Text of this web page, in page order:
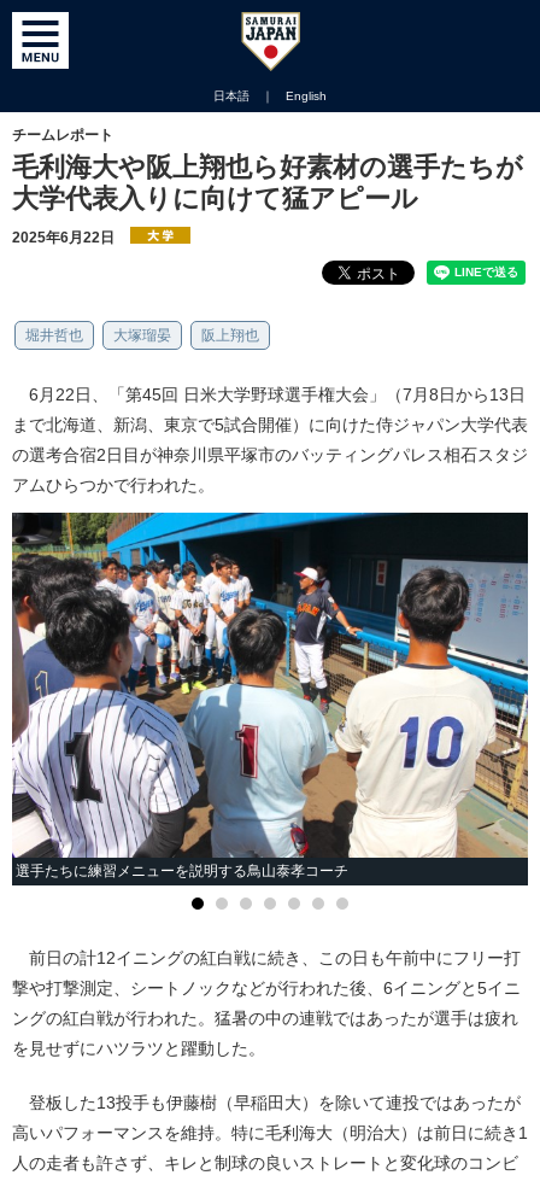
日本語 ｜ English
チームレポート
毛利海大や阪上翔也ら好素材の選手たちが
大学代表入りに向けて猛アピール
2025年6月22日
堀井哲也 大塚瑠晏 阪上翔也
6月22日、「第45回 日米大学野球選手権大会」（7月8日から13日
まで北海道、新潟、東京で5試合開催）に向けた侍ジャパン大学代表
の選考合宿2日目が神奈川県平塚市のバッティングパレス相石スタジ
アムひらつかで行われた。
選手たちに練習メニューを説明する鳥山泰孝コーチ
前日の計12イニングの紅白戦に続き、この日も午前中にフリー打
撃や打撃測定、シートノックなどが行われた後、6イニングと5イニ
ングの紅白戦が行われた。猛暑の中の連戦ではあったが選手は疲れ
を見せずにハツラツと躍動した。
登板した13投手も伊藤樹（早稲田大）を除いて連投ではあったが
高いパフォーマンスを維持。特に毛利海大（明治大）は前日に続き1
人の走者も許さず、キレと制球の良いストレートと変化球のコンビ